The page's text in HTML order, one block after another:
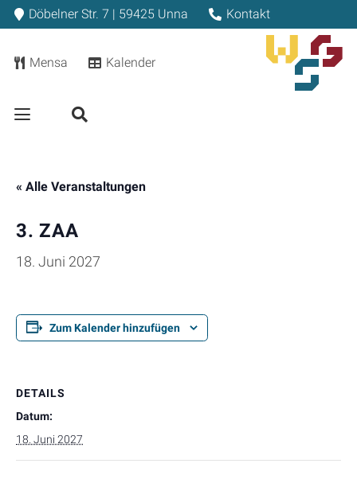
Döbelner Str. 7 | 59425 Unna Kontakt
Mensa Kalender
« Alle Veranstaltungen
3. ZAA
18. Juni 2027
Zum Kalender hinzufügen
DETAILS
Datum:
18. Juni 2027